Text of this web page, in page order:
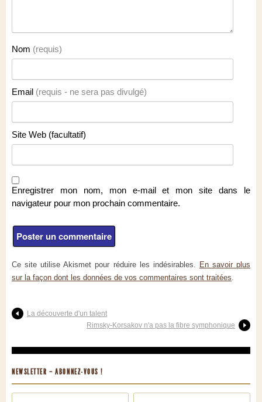
Nom (requis)
Email (requis - ne sera pas divulgé)
Site Web (facultatif)
Enregistrer mon nom, mon e-mail et mon site dans le
navigateur pour mon prochain commentaire.
Ce site utilise Akismet pour réduire les indésirables. En savoir plus
sur la façon dont les données de vos commentaires sont traitées
La découverte d'un talent
Rimsky-Korsakov n'a pas la fibre symphonique
NEWSLETTER – ABONNEZ-VOUS !